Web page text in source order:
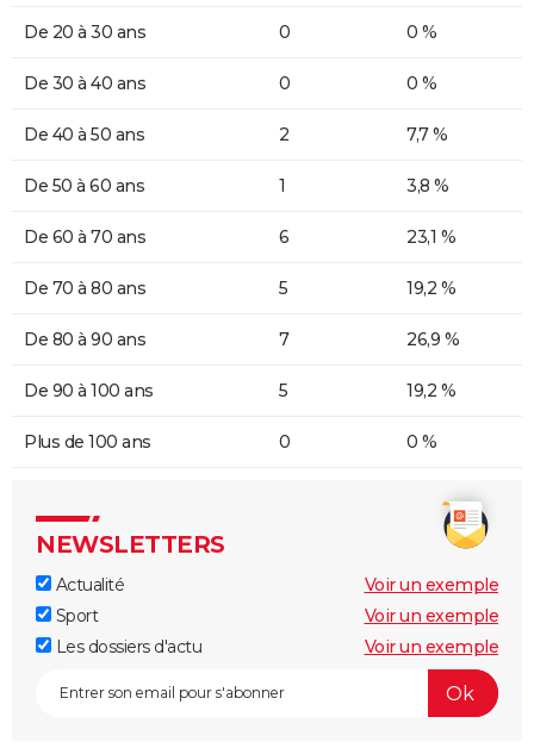
De 20 à 30 ans 0 0 %
De 30 à 40 ans 0 0 %
De 40 à 50 ans 2 7,7 %
De 50 à 60 ans 1 3,8 %
De 60 à 70 ans 6 23,1 %
De 70 à 80 ans 5 19,2 %
De 80 à 90 ans 7 26,9 %
De 90 à 100 ans 5 19,2 %
Plus de 100 ans 0 0 %
NEWSLETTERS
Actualité
Voir un exemple
Sport
Voir un exemple
Les dossiers d'actu
Voir un exemple